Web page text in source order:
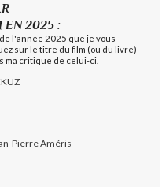
EN 2025 :
l'année 2025 que je vous
sur le titre du film (ou du livre)
ma critique de celui-ci.
Pierre Améris